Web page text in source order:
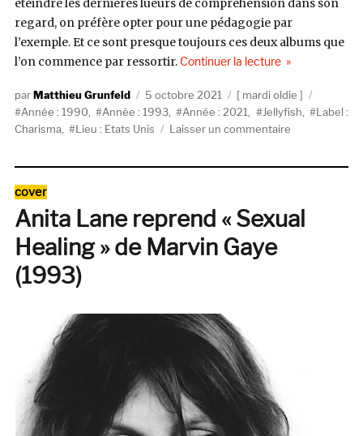
éteindre les dernières lueurs de compréhension dans son
regard, on préfère opter pour une pédagogie par
l’exemple. Et ce sont presque toujours ces deux albums que
l’on commence par ressortir. Continuer la lecturede « Jellyfish,
AuteurMatthieu Grunfeld
Publié
le
5 octobre 2021 Catégories
mardi oldie
Année : 1990, Année : 1993, Année : 2021, Jellyfish,
Label :
Charisma, Lieu : Etats Unis Laisser un commentaire
Milk,
(1990
Catégories
cover
Anita Lane reprend « Sexual
Healing » de Marvin Gaye
(1993)